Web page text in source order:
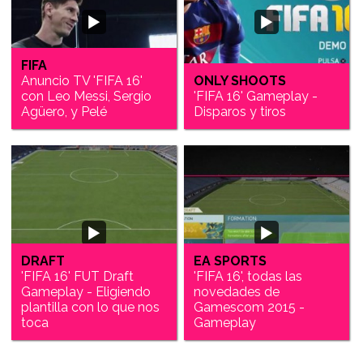
FIFA
Anuncio TV 'FIFA 16'
con Leo Messi, Sergio
Agüero, y Pelé
ONLY SHOOTS
'FIFA 16' Gameplay -
Disparos y tiros
DRAFT
'FIFA 16' FUT Draft
Gameplay - Eligiendo
plantilla con lo que nos
toca
EA SPORTS
'FIFA 16', todas las
novedades de
Gamescom 2015 -
Gameplay